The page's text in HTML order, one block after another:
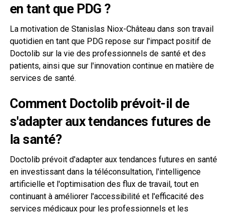
en tant que PDG ?
La motivation de Stanislas Niox-Château dans son travail
quotidien en tant que PDG repose sur l'impact positif de
Doctolib sur la vie des professionnels de santé et des
patients, ainsi que sur l'innovation continue en matière de
services de santé.
Comment Doctolib prévoit-il de
s'adapter aux tendances futures de
la santé?
Doctolib prévoit d'adapter aux tendances futures en santé
en investissant dans la téléconsultation, l'intelligence
artificielle et l'optimisation des flux de travail, tout en
continuant à améliorer l'accessibilité et l'efficacité des
services médicaux pour les professionnels et les